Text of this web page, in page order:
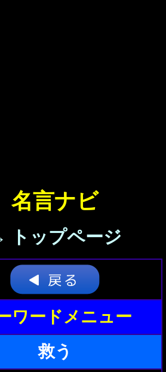
名言ナビ
トップページ
ワードメニュー
救う